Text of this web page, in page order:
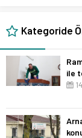
Kategoride
ile